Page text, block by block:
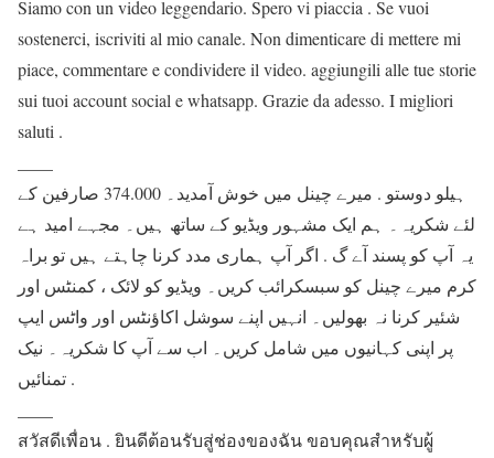
Siamo con un video leggendario. Spero vi piaccia . Se vuoi
sostenerci, iscriviti al mio canale. Non dimenticare di mettere mi
piace, commentare e condividere il video. aggiungili alle tue storie
sui tuoi account social e whatsapp. Grazie da adesso. I migliori
saluti .
ہیلو دوستو . میرے چینل میں خوش آمدید۔ 374.000 صارفین کے
لئے شکریہ۔ ہم ایک مشہور ویڈیو کے ساتھ ہیں۔ مجہے امید ہے
یہ آپ کو پسند آے گ . اگر آپ ہماری مدد کرنا چاہتے ہیں تو براہ
کرم میرے چینل کو سبسکرائب کریں۔ ویڈیو کو لائک ، کمنٹس اور
شئیر کرنا نہ بھولیں۔ انہیں اپنے سوشل اکاؤنٹس اور واٹس ایپ
پر اپنی کہانیوں میں شامل کریں۔ اب سے آپ کا شکریہ۔ نیک
تمنائیں .
สวัสดีเพื่อน . ยินดีต้อนรับสู่ช่องของฉัน ขอบคุณสำหรับผู้